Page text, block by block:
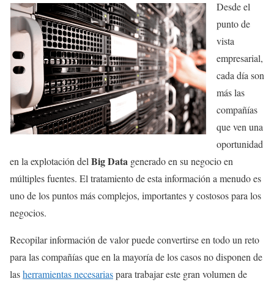
Desde el
punto de
vista
empresarial,
cada día son
más las
compañías
que ven una
oportunidad
en la explotación del Big Data generado en su negocio en
múltiples fuentes. El tratamiento de esta información a menudo es
uno de los puntos más complejos, importantes y costosos para los
negocios.
Recopilar información de valor puede convertirse en todo un reto
para las compañías que en la mayoría de los casos no disponen de
lasherramientas necesariaspara trabajar este gran volumen de